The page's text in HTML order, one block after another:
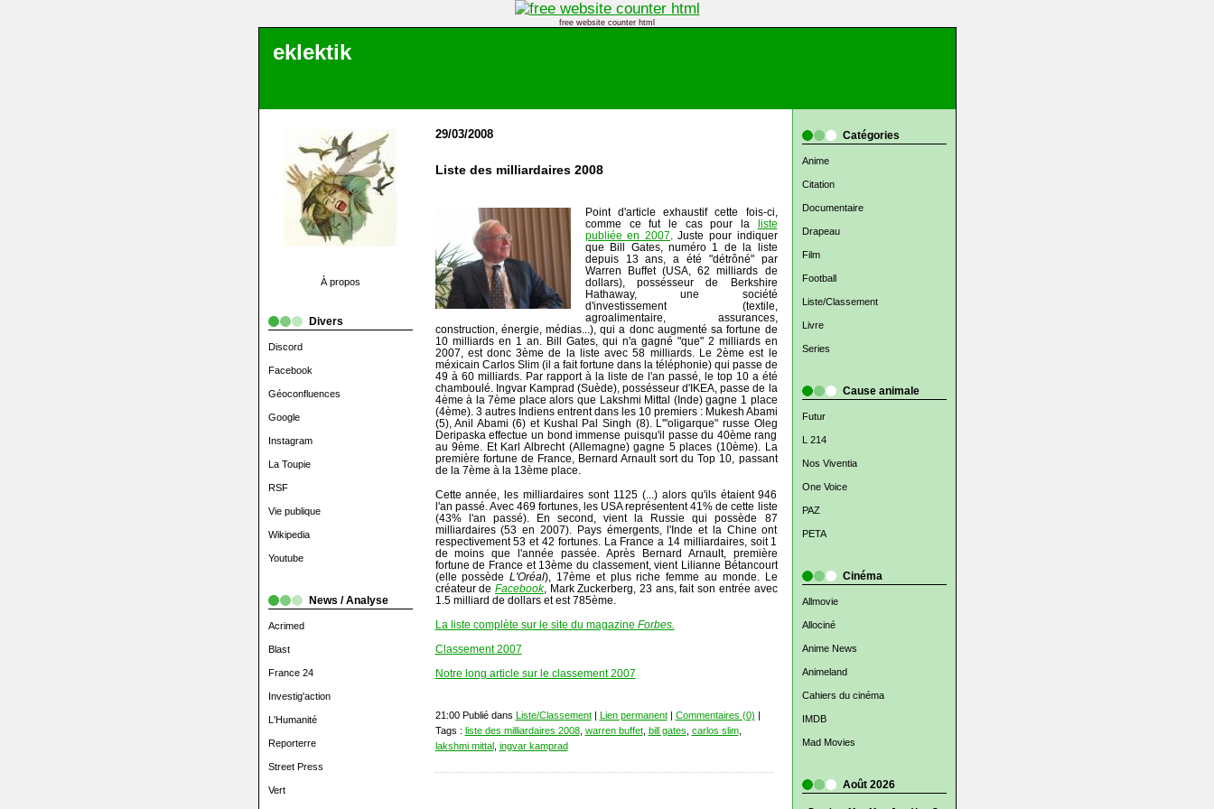
free website counter html
eklektik
À propos
Divers
Discord
Facebook
Géoconfluences
Google
Instagram
La Toupie
RSF
Vie publique
Wikipedia
Youtube
News / Analyse
Acrimed
Blast
France 24
Investig'action
L'Humanité
Reporterre
Street Press
Vert
Catégories
Anime
Citation
Documentaire
Drapeau
Film
Football
Liste/Classement
Livre
Series
Cause animale
Futur
L 214
Nos Viventia
One Voice
PAZ
PETA
Cinéma
Allmovie
Allociné
Anime News
Animeland
Cahiers du cinéma
IMDB
Mad Movies
Août 2026
29/03/2008
Liste des milliardaires 2008
Point d'article exhaustif cette fois-ci,
comme ce fut le cas pour la liste
publiée en 2007 . Juste pour indiquer
que Bill Gates, numéro 1 de la liste
depuis 13 ans, a été "détrôné" par
Warren Buffet (USA, 62 milliards de
dollars), possésseur de Berkshire
Hathaway, une société
d'investissement (textile,
agroalimentaire, assurances,
construction, énergie, médias...), qui a donc augmenté sa fortune de
10 milliards en 1 an. Bill Gates, qui n'a gagné "que" 2 milliards en
2007, est donc 3ème de la liste avec 58 milliards. Le 2ème est le
méxicain Carlos Slim (il a fait fortune dans la téléphonie) qui passe de
49 à 60 milliards. Par rapport à la liste de l'an passé, le top 10 a été
chamboulé. Ingvar Kamprad (Suède), possésseur d'IKEA, passe de la
4ème à la 7ème place alors que Lakshmi Mittal (Inde) gagne 1 place
(4ème). 3 autres Indiens entrent dans les 10 premiers : Mukesh Abami
(5), Anil Abami (6) et Kushal Pal Singh (8). L'"oligarque" russe Oleg
Deripaska effectue un bond immense puisqu'il passe du 40ème rang
au 9ème. Et Karl Albrecht (Allemagne) gagne 5 places (10ème). La
première fortune de France, Bernard Arnault sort du Top 10, passant
de la 7ème à la 13ème place.
Cette année, les milliardaires sont 1125 (...) alors qu'ils étaient 946
l'an passé. Avec 469 fortunes, les USA représentent 41% de cette liste
(43% l'an passé). En second, vient la Russie qui possède 87
milliardaires (53 en 2007). Pays émergents, l'Inde et la Chine ont
respectivement 53 et 42 fortunes. La France a 14 milliardaires, soit 1
de moins que l'année passée. Après Bernard Arnault, première
fortune de France et 13ème du classement, vient Lilianne Bétancourt
(elle possèdeL'Oréal), 17ème et plus riche femme au monde. Le
créateur de Facebook, Mark Zuckerberg, 23 ans, fait son entrée avec
1.5 milliard de dollars et est 785ème.
La liste complète sur le site du magazine Forbes.
Classement 2007
Notre long article sur le classement 2007
21:00 Publié dans Liste/Classement| Lien permanent| Commentaires (0) |
Tags : liste des milliardaires 2008, warren buffet, bill gates carlos slim,
lakshmi mittal, ingvar kamprad